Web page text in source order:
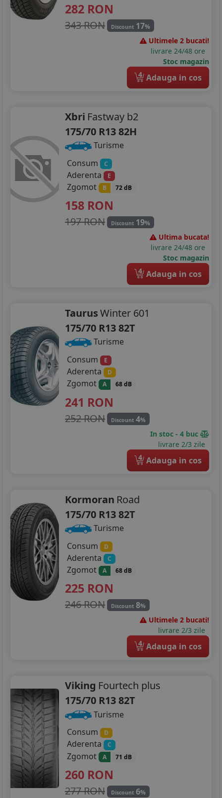
175/65R15
195/55R16
205/45R16
215/45R16
282 RON
343 RON Discount 17%
Ultimele 2 bucati!
livrare 24/48 ore
Stoc magazin
4 Adauga in cos
Xbri Fastway b2
175/70 R13 82H
Turisme
Consum
C
Aderenta E
Zgomot B 72 dB
158 RON
197 RON Discount 19%
Ultima bucata!
livrare 24/48 ore
Stoc magazin
4 Adauga in cos
TaurusWinter 601
175/70 R13 82T
Turisme
Consum
E
Aderenta D
Zgomot A 68 dB
241 RON
252 RON Discount 4%
In stoc - 4 buc
livrare 2/3 zile
4 Adauga in cos
Kormoran Road
175/70 R13 82T
Turisme
Consum
D
Aderenta C
Zgomot A 68 dB
225 RON
246 RON Discount 8%
Ultimele 2 bucati!
livrare 2/3 zile
4 Adauga in cos
Viking Fourtech plus
175/70 R13 82T
Turisme
Consum
D
Aderenta C
Zgomot A 71 dB
260 RON
277 RON Discount 6%